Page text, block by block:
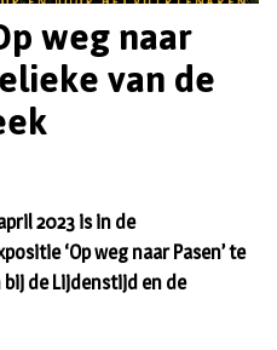
weg naar
van de
2023 is in de
‘Op weg naar Pasen’ te
bij de Lijdenstijd en de